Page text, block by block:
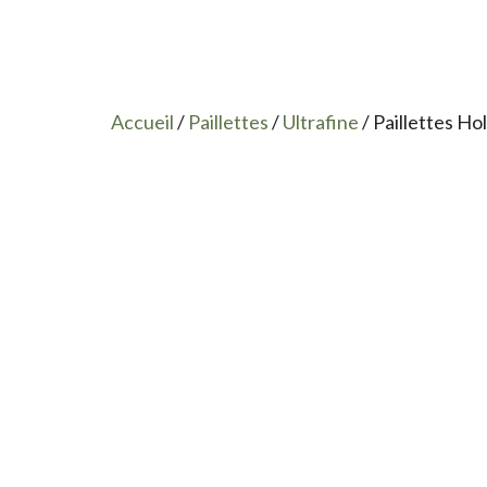
Accueil/ Paillettes/Ultrafine/ Paillettes